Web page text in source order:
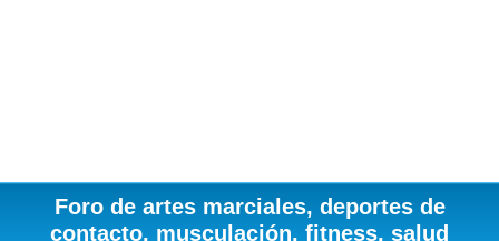
Foro de artes marciales, deportes de
contacto, musculación, fitness, salud